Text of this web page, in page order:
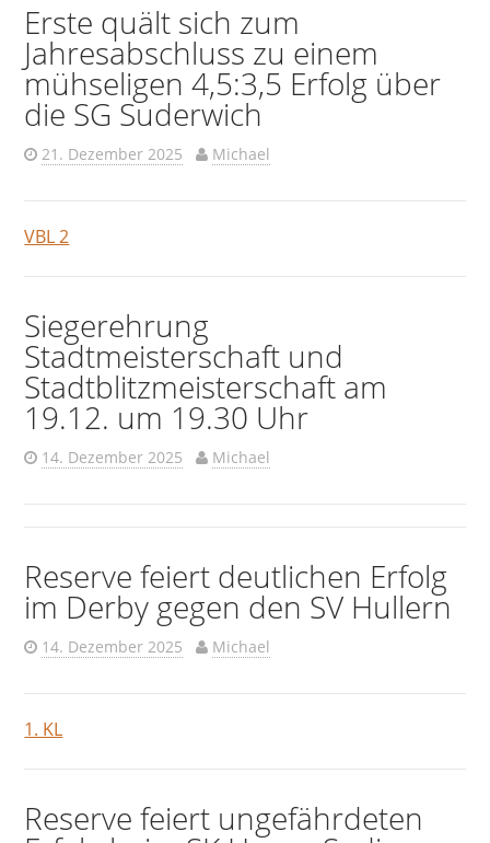
Erste quält sich zum
Jahresabschluss zu einem
mühseligen 4,5:3,5 Erfolg über
die SG Suderwich
21. Dezember 2025 Michael
VBL 2
Siegerehrung
Stadtmeisterschaft und
Stadtblitzmeisterschaft am
19.12. um 19.30 Uhr
14. Dezember 2025 Michael
Reserve feiert deutlichen Erfolg
im Derby gegen den SV Hullern
14. Dezember 2025 Michael
1. KL
Reserve feiert ungefährdeten